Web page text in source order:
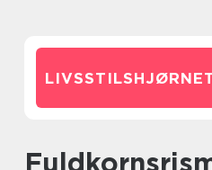
Fuldkornsrismel: En nøgle